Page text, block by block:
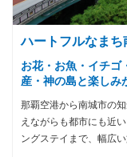
ハートフルなまち
お花・お魚・イチゴ
産・神の島と楽しみ
那覇空港から南城市の
えながらも都市にも近
ングステイまで、幅広